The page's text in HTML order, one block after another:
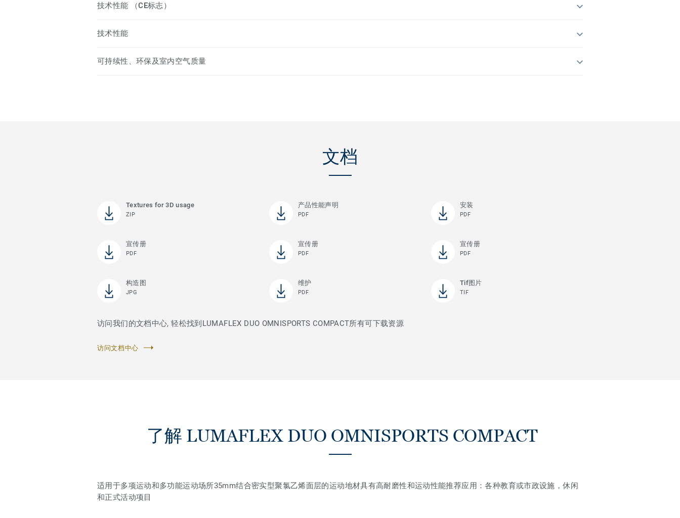
技术性能 （CE标志）
技术性能
可持续性、环保及室内空气质量
文档
Textures for 3D usage
ZIP
产品性能声明
PDF
安装
PDF
宣传册
PDF
宣传册
PDF
宣传册
PDF
构造图
JPG
维护
PDF
Tif图片
TIF
访问我们的文档中心, 轻松找到LUMAFLEX DUO OMNISPORTS COMPACT所有可下载资源
访问文档中心
了解 LUMAFLEX DUO OMNISPORTS COMPACT
适用于多项运动和多功能运动场所35mm结合密实型聚氯乙烯面层的运动地材具有高耐磨性和运动性能推荐应用：各种教育或市政设施，休闲
和正式活动项目